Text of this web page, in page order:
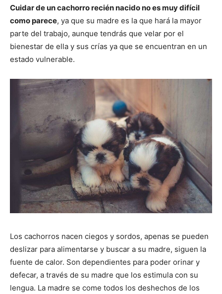
–
Razas
de
Perros
–
de
Cuidar de un cachorro recién nacido no es muy difícil
como parece, ya que su madre es la que hará la mayor
parte del trabajo, aunque tendrás que velar por el
bienestar de ella y sus crías ya que se encuentran en un
estado vulnerable.
Los cachorros nacen ciegos y sordos, apenas se pueden
deslizar para alimentarse y buscar a su madre, siguen la
fuente de calor. Son dependientes para poder orinar y
defecar, a través de su madre que los estimula con su
lengua. La madre se come todos los deshechos de los